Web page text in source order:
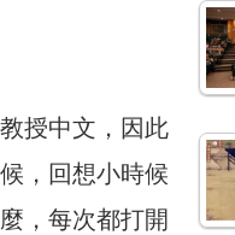
授中文，因此
，回想小時候
，每次都打開